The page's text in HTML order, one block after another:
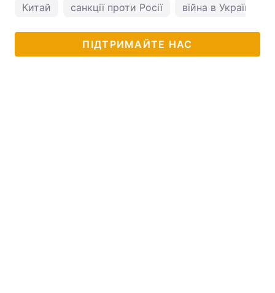
Китай санкції проти Росії війна в Україні
ПІДТРИМАЙТЕ НАС